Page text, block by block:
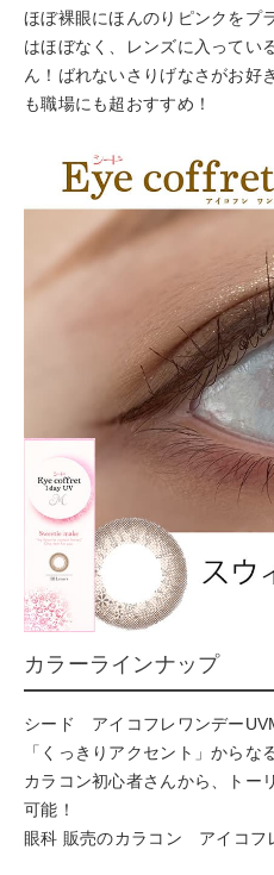
ほぼ裸眼にほんのりピンクをプ
はほぼなく、レンズに入ってい
ん！ばれないさりげなさがお好
も職場にも超おすすめ！
カラーラインナップ
シード アイコフレワンデー
「くっきりアクセント」からな
カラコン初心者さんから、トー
可能！
眼科 販売のカラコン アイコフ